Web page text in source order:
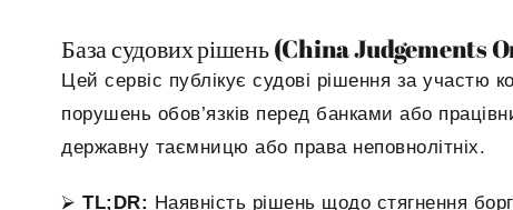
База судових рішень (China Judgements
Цей сервіс публікує судові рішення за участю
порушень обов’язків перед банками або
державну таємницю або права неповнолітніх.
⮚ TL;DR: Наявність рішень щодо стягнення